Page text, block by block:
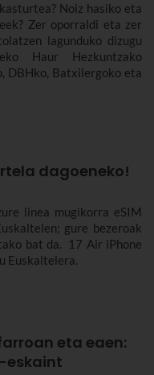
Noiz hasiko eta
Zer oporraldi eta zer
lagunduko dizugu
Haur Hezkuntzako
DBHko, Batxilergoko eta
dagoeneko!
linea mugikorra eSIM
gure bezeroak
bat da. 17 Air iPhone
Euskaltelera.
eta eaen:
eskaint